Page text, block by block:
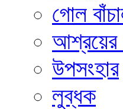
গোল
আশ্রয়ের
উপসংহার
লুব্ধক